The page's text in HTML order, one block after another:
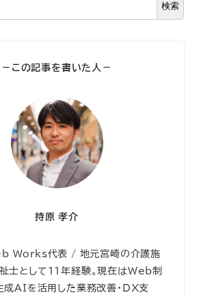
検索
－この記事を書いた人－
持原 孝介
Works代表 / 地元宮崎の介護施
士として11年経験。現在はWeb制
成AIを活用した業務改善・DX支